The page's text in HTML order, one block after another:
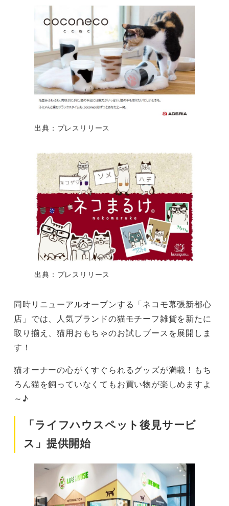
出典：プレスリリース
出典：プレスリリース
同時リニューアルオープンする「ネコモ幕張新都心
店」では、人気ブランドの猫モチーフ雑貨を新たに
取り揃え、猫用おもちゃのお試しブースを展開しま
す！
猫オーナーの心がくすぐられるグッズが満載！もち
ろん猫を飼っていなくてもお買い物が楽しめますよ
～♪
「ライフハウスペット後見サービ
ス」提供開始